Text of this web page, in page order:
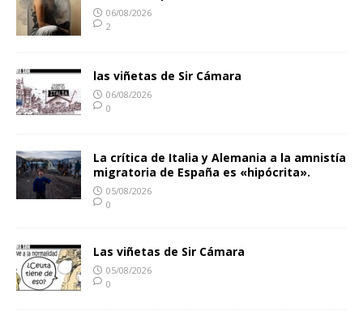
06/08/2026
2
las viñetas de Sir Cámara
06/08/2026
0
La crítica de Italia y Alemania a la amnistía
migratoria de España es «hipócrita».
05/08/2026
0
Las viñetas de Sir Cámara
05/08/2026
0